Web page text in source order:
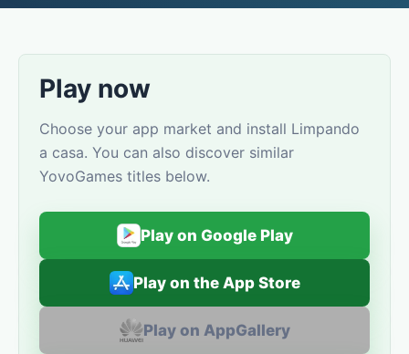
Play now
Choose your app market and install Limpando
a casa. You can also discover similar
YovoGames titles below.
Play on Google Play
Play on the App Store
Play on AppGallery